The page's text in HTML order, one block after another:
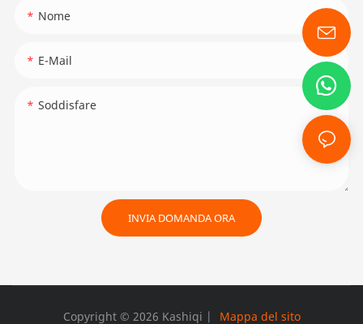
Nome
E-Mail
Soddisfare
INVIA DOMANDA ORA
Copyright © 2026 Kashiqi | Mappa del sito